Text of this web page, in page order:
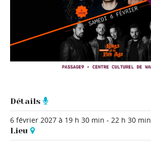
Détails
6 février 2027 à 19 h 30 min - 22 h 30 min
Lieu